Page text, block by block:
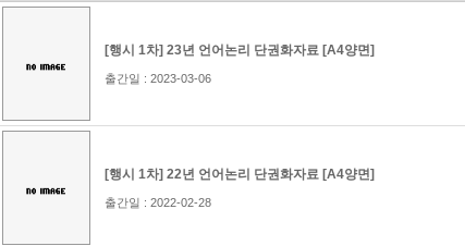
[행시 1차] 23년 언어논리 단권화자료 [A4양면]
출간일 : 2023-03-06
[행시 1차] 22년 언어논리 단권화자료 [A4양면]
출간일 : 2022-02-28